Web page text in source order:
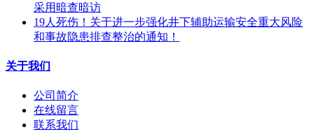
采用暗查暗访
19人死伤！关于进一步强化井下辅助运输安全重大风险
和事故隐患排查整治的通知！
关于我们
公司简介
在线留言
联系我们